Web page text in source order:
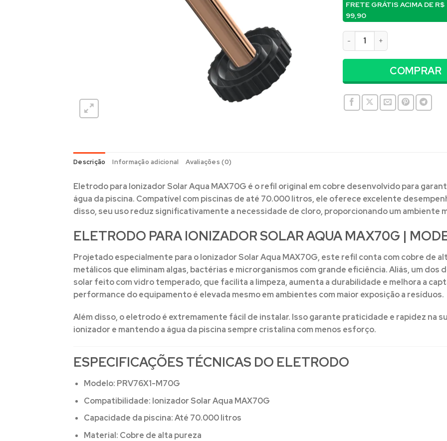
FRETE GRÁTIS ACIMA DE R$
99,90
Eletrodo para Ionizador Solar
COMPRAR
Descrição Informação adicional Avaliações (0)
Eletrodo para Ionizador Solar Aqua MAX70G é o refil original em cobre desenvolvido para
água da piscina. Compatível com piscinas de até 70.000 litros, ele oferece excelente
disso, seu uso reduz significativamente a necessidade de cloro, proporcionando um ambiente
ELETRODO PARA IONIZADOR SOLAR AQUA MAX70G |
Projetado especialmente para oIonizador Solar Aqua MAX70G, este refil conta com cobre de
metálicos que eliminam algas, bactérias e microrganismos com grande eficiência. Aliás, um dos
solar feito com vidro temperado, que facilita a limpeza, aumenta a durabilidade e melhora a
performance do equipamento é elevada mesmo em ambientes com maior exposição a resíduos.
Além disso, o eletrodo é extremamente fácil de instalar. Isso garante praticidade e rapidez na
ionizador e mantendo a água da piscina sempre cristalina com menos esforço.
ESPECIFICAÇÕES TÉCNICAS DO ELETRODO
Modelo: PRV76X1-M70G
Compatibilidade: Ionizador Solar Aqua MAX70G
Capacidade da piscina:Até 70.000 litros
Material: Cobre de alta pureza